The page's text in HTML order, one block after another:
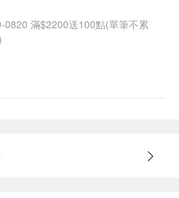
0820 滿$2200送100點(單筆不累